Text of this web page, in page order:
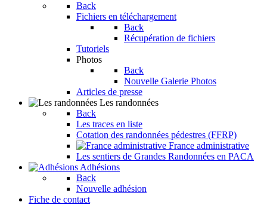
Back
Fichiers en téléchargement
Back
Récupération de fichiers
Tutoriels
Photos
Back
Nouvelle Galerie Photos
Articles de presse
Les randonnées
Back
Les traces en liste
Cotation des randonnées pédestres (FFRP)
France administrative
Les sentiers de Grandes Randonnées en PACA
Adhésions
Back
Nouvelle adhésion
Fiche de contact